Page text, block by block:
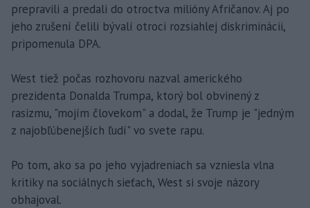
prepravili a predali do otroctva milióny Afričanov. Aj po
jeho zrušení čelili bývalí otroci rozsiahlej diskriminácii,
pripomenula DPA.
West tiež počas rozhovoru nazval amerického
prezidenta Donalda Trumpa, ktorý bol obvinený z
rasizmu, "mojím človekom" a dodal, že Trump je "jedným
z najobľúbenejších ľudí" vo svete rapu.
Po tom, ako sa po jeho vyjadreniach sa vzniesla vlna
kritiky na sociálnych sieťach, West si svoje názory
obhajoval.